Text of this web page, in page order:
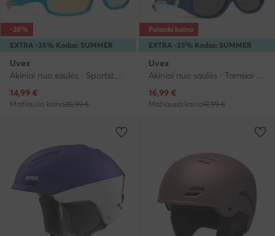
EXTRA -35% Kodas: SUMMER
-28%
Uvex
Akiniai nuo saulės · Sportstyle 507 S5338664316 · Mėlyna
Dabartinė kaina
14,99 €
Mažiausia kaina20,99 €
EXTRA -35% Kodas: SUMMER
Palanki kaina
Uvex
Akiniai nuo saulės · Tamsiai mėlyna
Dabartinė kaina
16,99 €
Mažiausia kaina17,99 €